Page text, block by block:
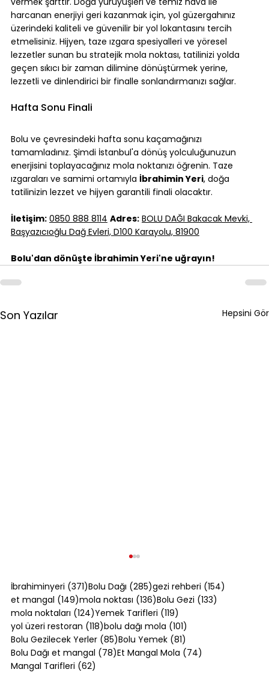
harcanan enerjiyi geri kazanmak için, yol güzergahınız
üzerindeki kaliteli ve güvenilir bir yol lokantasını tercih
etmelisiniz. Hijyen, taze ızgara spesiyalleri ve yöresel
lezzetler sunan bu stratejik mola noktası, tatilinizi yolda
geçen sıkıcı bir zaman dilimine dönüştürmek yerine,
lezzetli ve dinlendirici bir finalle sonlandırmanızı sağlar.
Hafta Sonu Finali
Bolu ve çevresindeki hafta sonu kaçamağınızı
tamamladınız. Şimdi İstanbul'a dönüş yolculuğunuzun
enerjisini toplayacağınız mola noktanızı öğrenin. Taze
ızgaraları ve samimi ortamıyla İbrahimin Yeri, doğa
tatilinizin lezzet ve hijyen garantili finali olacaktır.
İletişim: 0850 888 8114 Adres: BOLU DAĞI Bakacak Mevki,
Başyazıcıoğlu Dağ Evleri, D100 Karayolu, 81900
Bolu'dan dönüşte İbrahimin Yeri'ne uğrayın!
Son Yazılar Hepsini Gör
İbrahiminyeri (371)371 yazı
Bolu Dağı (285)285 yazı
gezi rehberi (154)
et mangal (149)149 yazı
mola noktası (136)136 yazı
Bolu Gezi (133)
mola noktaları (124)124 yazı
Yemek Tarifleri (119)
yol üzeri restoran (118)118 yazı
bolu dağı mola (101)
Bolu Gezilecek Yerler (85)85 yazı
Bolu Yemek (81)
Bolu Dağı et mangal (78)78 yazı
Et Mangal Mola (74)
Mangal Tarifleri (62)